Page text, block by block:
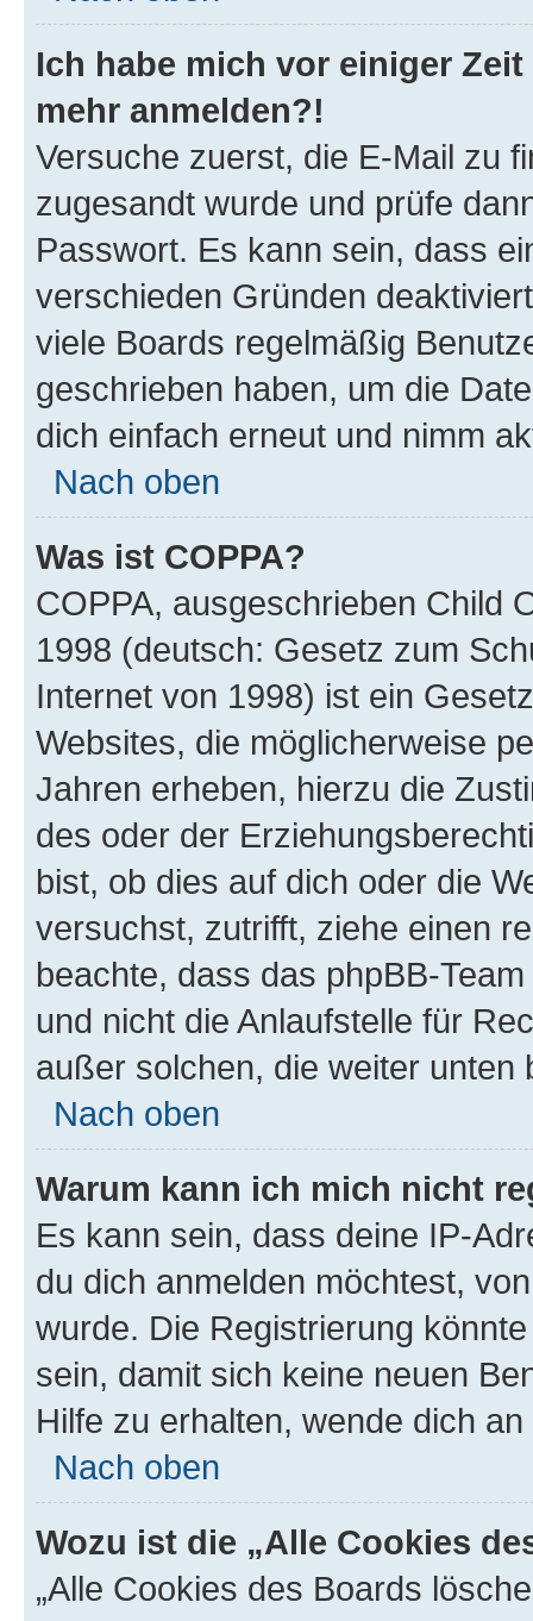
Ich habe mich vor einiger
mehr anmelden?!
Versuche zuerst, die E-Mail zu
zugesandt wurde und prüfe
Passwort. Es kann sein, dass
verschieden Gründen
viele Boards regelmäßig
geschrieben haben, um die
dich einfach erneut und nimm
Nach oben
Was ist COPPA?
COPPA, ausgeschrieben Child
1998 (deutsch: Gesetz zum
Internet von 1998) ist ein
Websites, die möglicherweise
Jahren erheben, hierzu die
des oder der
bist, ob dies auf dich oder die
versuchst, zutrifft, ziehe einen
beachte, dass das phpBB-
und nicht die Anlaufstelle für
außer solchen, die weiter unten
Nach oben
Warum kann ich mich nicht
Es kann sein, dass deine IP-
du dich anmelden möchtest,
wurde. Die Registrierung
sein, damit sich keine neuen
Hilfe zu erhalten, wende dich
Nach oben
Wozu ist die „Alle Cookies
„Alle Cookies des Boards